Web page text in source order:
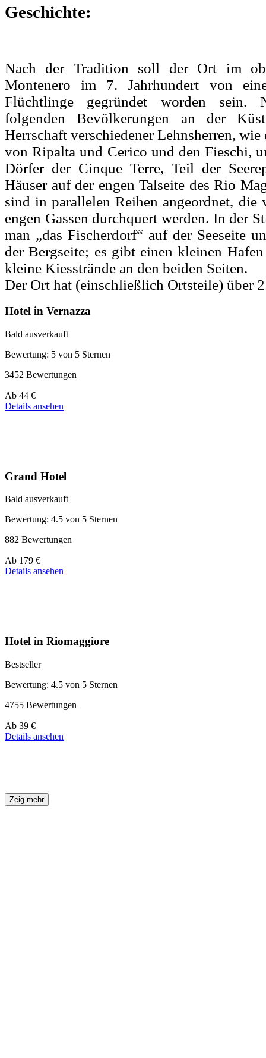
Geschichte:
Nach der Tradition soll der Ort im
Montenero im 7. Jahrhundert von
Flüchtlinge gegründet worden sein.
folgenden Bevölkerungen an der
Herrschaft verschiedener Lehnsherren,
von Ripalta und Cerico und den Fieschi,
Dörfer der Cinque Terre, Teil der
Häuser auf der engen Talseite des Rio
sind in parallelen Reihen angeordnet, die
engen Gassen durchquert werden. In der
man „das Fischerdorf“ auf der Seeseite
der Bergseite; es gibt einen kleinen
kleine Kiesstrände an den beiden Seiten.
Der Ort hat (einschließlich Ortsteile) über
Hotel in Vernazza
Bald ausverkauft
Bewertung: 5 von 5 Sternen
3452 Bewertungen
Preis
ab
Ab 44 €
Details ansehen
Grand Hotel
Bald ausverkauft
Bewertung: 4.5 von 5 Sternen
882 Bewertungen
Preis
ab
Ab 179 €
Details ansehen
Hotel in Riomaggiore
Bestseller
Bewertung: 4.5 von 5 Sternen
4755 Bewertungen
Preis
ab
Ab 39 €
Details ansehen
Zeig mehr